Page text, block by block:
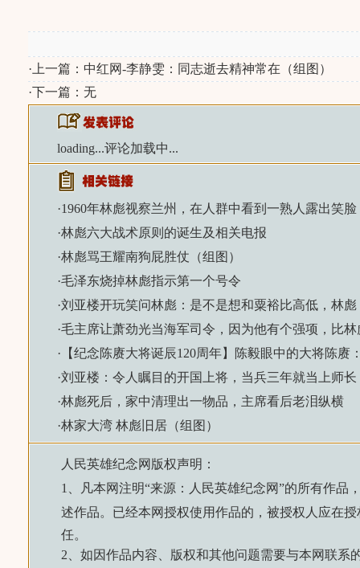
·上一篇： 中红网-李静雯：同志逝去精神常在（组图）
·下一篇：无
loading...评论加载中...
·1960年林彪视察兰州，在人群中看到一熟人露出笑
·林彪六大战术原则的诞生及相关电报
·林彪骂王耀南狗屁胜仗（组图）
·毛泽东烧掉林彪指示第一个号令
·刘亚楼开玩笑问林彪：是不是想和粟裕比高低，林
·毛主席让萧劲光当海军司令，因为他有个强项，比林
· 【纪念陈赓大将诞辰120周年】陈毅眼中的大将陈
·刘亚楼：令人瞩目的开国上将，当兵三年就当上师
·林彪死后，家中清理出一物品，主席看后老泪纵横
·林家大湾 林彪旧居（组图）
人民英雄纪念网 版权声明：
1、凡本网注明“来源：
人民英雄纪念网”的所有作品
述作品。已经本网授权使用作品的，被授权人应在
任。
2、如因作品内容、版权和其他问题需要与本网联系